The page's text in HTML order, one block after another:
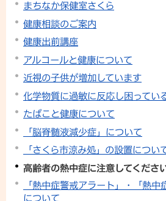
まちなか保健室さくら
健康相談のご案内
健康出前講座
アルコールと健康について
近視の子供が増加しています
化学物質に過敏に反応し困ってい
たばこと健康について
「脳脊髄液減少症」について
「さくら市涼み処」の設置につい
高齢者の熱中症に注意してくださ
「熱中症警戒アラート」・「熱中
について